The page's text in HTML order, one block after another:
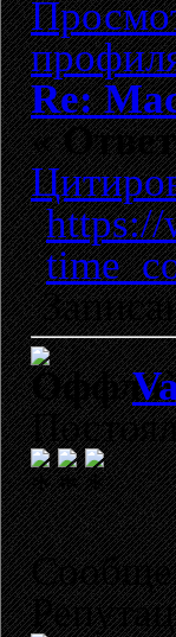
Re:
«
https://